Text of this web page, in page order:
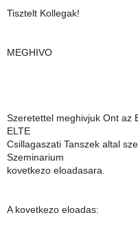
Tisztelt Kollegak!
MEGHIVO
Szeretettel meghivjuk Ont az
ELTE
Csillagaszati Tanszek altal
Szeminarium
kovetkezo eloadasara.
A kovetkezo eloadas: